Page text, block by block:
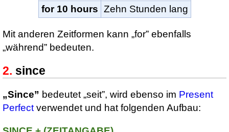
for 10 hours Zehn Stunden lang
Mit anderen Zeitformen kann „for” ebenfalls
„während” bedeuten.
since
„Since” bedeutet „seit”, wird ebenso im Present
Perfect verwendet und hat folgenden Aufbau: